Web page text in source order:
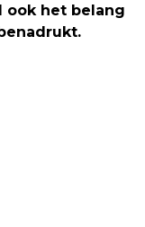
ook het belang